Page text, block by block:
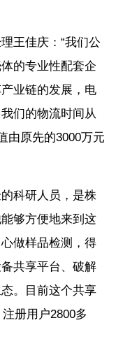
王佳庆：“我们公
的专业性配套企
业链的发展，电
们的物流时间从
由原先的3000万元
科研人员，是株
够方便地来到这
做样品检测，得
共享平台、破解
。目前这个共享
册用户2800多